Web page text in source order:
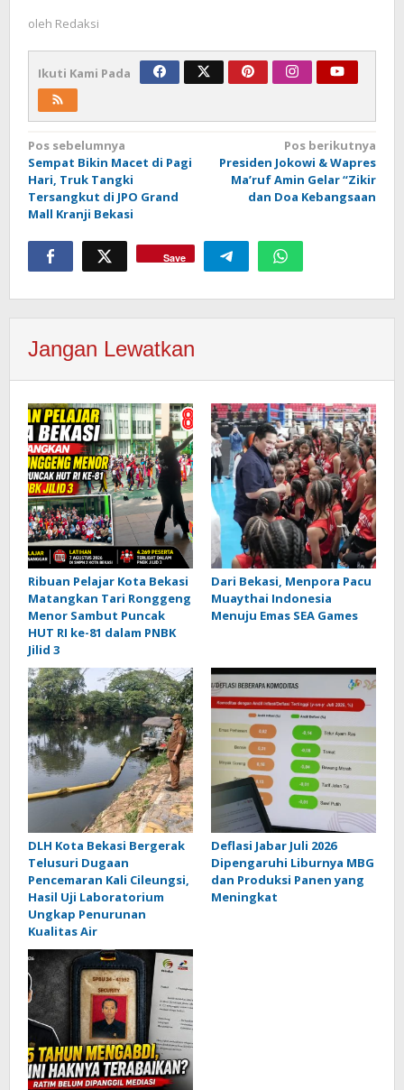
oleh Redaksi
Ikuti Kami Pada
Navigasi
pos
Pos sebelumnya
Sempat Bikin Macet di Pagi
Hari, Truk Tangki
Tersangkut di JPO Grand
Mall Kranji Bekasi
Pos berikutnya
Presiden Jokowi & Wapres
Ma’ruf Amin Gelar “Zikir
dan Doa Kebangsaan
Save
Jangan Lewatkan
Ribuan Pelajar Kota Bekasi
Matangkan Tari Ronggeng
Menor Sambut Puncak
HUT RI ke-81 dalam PNBK
Jilid 3
Dari Bekasi, Menpora Pacu
Muaythai Indonesia
Menuju Emas SEA Games
DLH Kota Bekasi Bergerak
Telusuri Dugaan
Pencemaran Kali Cileungsi,
Hasil Uji Laboratorium
Ungkap Penurunan
Kualitas Air
Deflasi Jabar Juli 2026
Dipengaruhi Liburnya MBG
dan Produksi Panen yang
Meningkat